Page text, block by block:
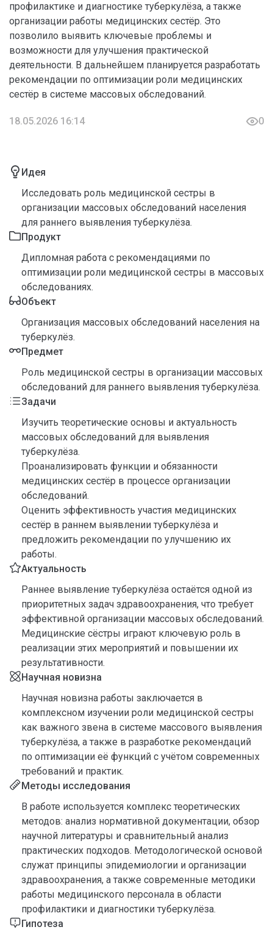
профилактике и диагностике туберкулёза, а также
организации работы медицинских сестёр. Это
позволило выявить ключевые проблемы и
возможности для улучшения практической
деятельности. В дальнейшем планируется разработать
рекомендации по оптимизации роли медицинских
сестёр в системе массовых обследований.
18.05.2026 16:14 0
Идея
Исследовать роль медицинской сестры в
организации массовых обследований населения
для раннего выявления туберкулёза.
Продукт
Дипломная работа с рекомендациями по
оптимизации роли медицинской сестры в массовых
обследованиях.
Объект
Организация массовых обследований населения на
туберкулёз.
Предмет
Роль медицинской сестры в организации массовых
обследований для раннего выявления туберкулёза.
Задачи
Изучить теоретические основы и актуальность
массовых обследований для выявления
туберкулёза.
Проанализировать функции и обязанности
медицинских сестёр в процессе организации
обследований.
Оценить эффективность участия медицинских
сестёр в раннем выявлении туберкулёза и
предложить рекомендации по улучшению их
работы.
Актуальность
Раннее выявление туберкулёза остаётся одной из
приоритетных задач здравоохранения, что требует
эффективной организации массовых обследований.
Медицинские сёстры играют ключевую роль в
реализации этих мероприятий и повышении их
результативности.
Научная новизна
Научная новизна работы заключается в
комплексном изучении роли медицинской сестры
как важного звена в системе массового выявления
туберкулёза, а также в разработке рекомендаций
по оптимизации её функций с учётом современных
требований и практик.
Методы исследования
В работе используется комплекс теоретических
методов: анализ нормативной документации, обзор
научной литературы и сравнительный анализ
практических подходов. Методологической основой
служат принципы эпидемиологии и организации
здравоохранения, а также современные методики
работы медицинского персонала в области
профилактики и диагностики туберкулёза.
Гипотеза